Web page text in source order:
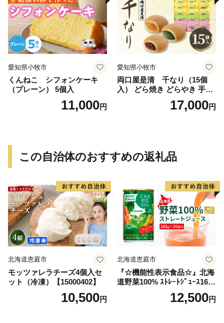
愛知県小牧市
くんねこ シフォンケーキ
（プレーン） 5個入
11,000円
愛知県小牧市
両口屋是清 千なり（15個
入） どら焼き どらやき 手土
産 お土産 土産 丹波大納言小
豆 抹茶 林檎 りんご 慶事 お
17,000円
この自治体のおすすめの返礼品
北海道恵庭市
モッツァレラチーズ4個入セ
ット（冷凍）【15000402】
10,500円
北海道恵庭市
『☆機能性表示食品☆』北海
道野菜100% ｽﾄﾚｰﾄｼﾞｭｰｽ160
g×20缶入【06001002】
12,500円